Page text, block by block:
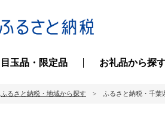
目玉品・限定品 お礼品から探
ふるさと納税・地域から探す ふるさと納税・千葉